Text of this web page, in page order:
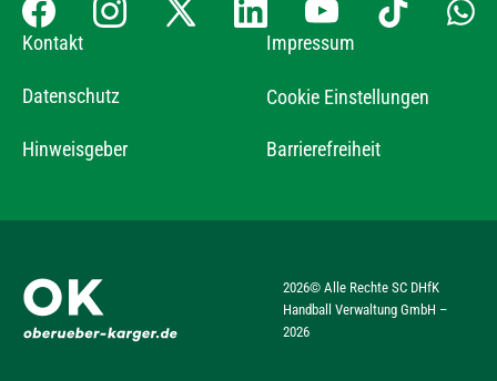
Kontakt Impressum
Datenschutz Cookie Einstellungen
Hinweisgeber Barrierefreiheit
2026© Alle Rechte SC DHfK
Handball Verwaltung GmbH –
2026